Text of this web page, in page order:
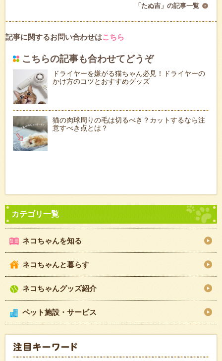
「たぬ吉」の記事一覧
記事に関するお問い合わせはこちら
こちらの記事も合わせてどうぞ
ドライヤーを嫌がる猫ちゃん必見！ドライヤーの
かけ方のコツとおすすめグッズ
猫の肉球周りの毛は切るべき？カットするなら注
意すべき点とは？
ネコちゃんを知る
ネコちゃんと暮らす
ネコちゃんグッズ紹介
ペット施設・サービス